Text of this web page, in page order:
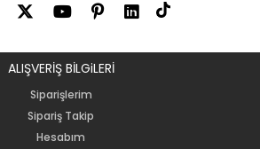
ALIŞVERİŞ BİLGiLERİ
Siparişlerim
Sipariş Takip
Hesabım